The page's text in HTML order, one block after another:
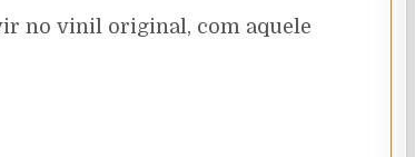
no vinil original, com aquele